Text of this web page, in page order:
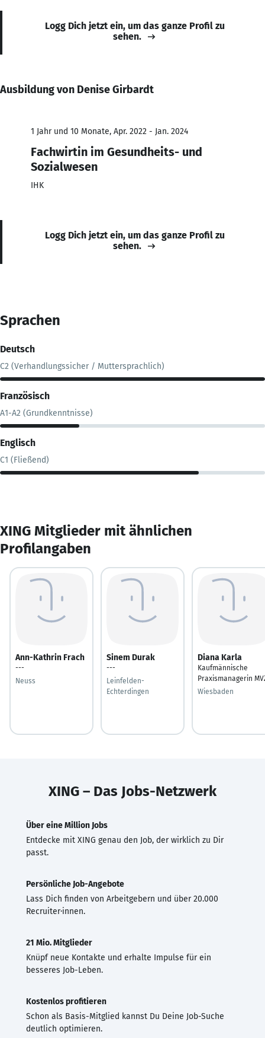
Logg Dich jetzt ein, um das ganze Profil zu
sehen.
Ausbildung von Denise Girbardt
1 Jahr und 10 Monate, Apr. 2022 - Jan. 2024
Fachwirtin im Gesundheits- und
Sozialwesen
IHK
Logg Dich jetzt ein, um das ganze Profil zu
sehen.
Sprachen
Deutsch
C2 (Verhandlungssicher / Muttersprachlich)
Französisch
A1-A2 (Grundkenntnisse)
Englisch
C1 (Fließend)
XING Mitglieder mit ähnlichen
Profilangaben
Ann-Kathrin Frach
---
Neuss
Sinem Durak
---
Leinfelden-
Echterdingen
Diana Karla
Kaufmännische
Praxismanagerin
Wiesbaden
XING – Das Jobs-Netzwerk
Über eine Million Jobs
Entdecke mit XING genau den Job, der wirklich zu Dir
passt.
Persönliche Job-Angebote
Lass Dich finden von Arbeitgebern und über 20.000
Recruiter·innen.
21 Mio. Mitglieder
Knüpf neue Kontakte und erhalte Impulse für ein
besseres Job-Leben.
Kostenlos profitieren
Schon als Basis-Mitglied kannst Du Deine Job-Suche
deutlich optimieren.